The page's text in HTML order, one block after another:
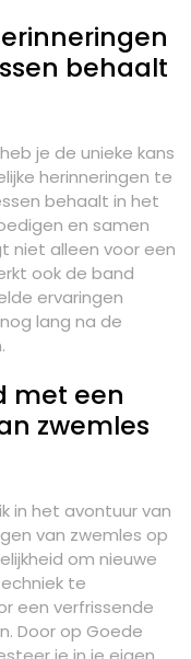
behaalt
je de unieke kans
herinneringen te
behaalt in het
en samen
niet alleen voor een
ook de band
ervaringen
lang na de
met een
zwemles
in het avontuur van
van zwemles op
om nieuwe
te
een verfrissende
Door op Goede